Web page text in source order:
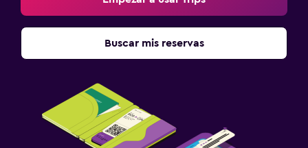
Buscar mis reservas